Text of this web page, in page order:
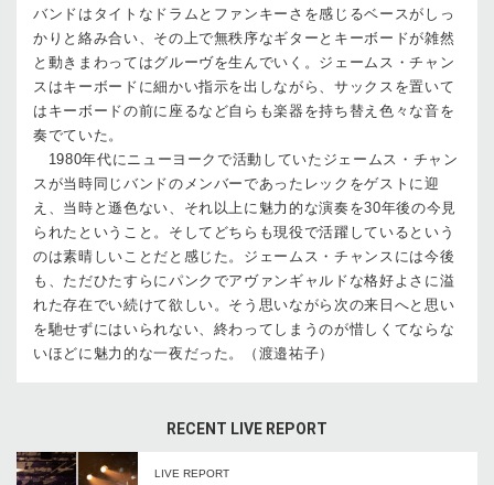
バンドはタイトなドラムとファンキーさを感じるベースがしっ
かりと絡み合い、その上で無秩序なギターとキーボードが雑然
と動きまわってはグルーヴを生んでいく。ジェームス・チャン
スはキーボードに細かい指示を出しながら、サックスを置いて
はキーボードの前に座るなど自らも楽器を持ち替え色々な音を
奏でていた。
1980年代にニューヨークで活動していたジェームス・チャン
スが当時同じバンドのメンバーであったレックをゲストに迎
え、当時と遜色ない、それ以上に魅力的な演奏を30年後の今見
られたということ。そしてどちらも現役で活躍しているという
のは素晴しいことだと感じた。ジェームス・チャンスには今後
も、ただひたすらにパンクでアヴァンギャルドな格好よさに溢
れた存在でい続けて欲しい。そう思いながら次の来日へと思い
を馳せずにはいられない、終わってしまうのが惜しくてならな
いほどに魅力的な一夜だった。（渡邉祐子）
RECENT LIVE REPORT
LIVE REPORT